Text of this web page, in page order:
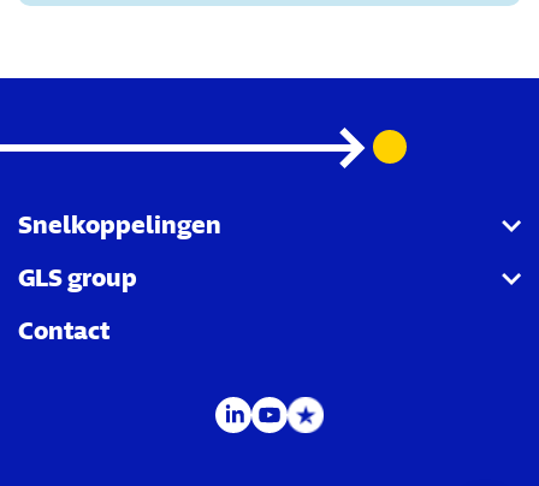
Snelkoppelingen
GLS API
LabelLite
GLS group
Group page
Contact